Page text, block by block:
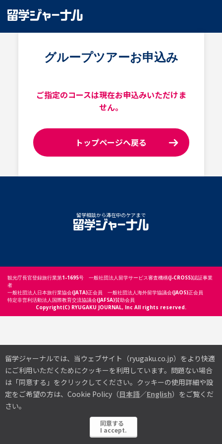
留学ジャーナルでは、当ウェブサイト（ryugaku.co.jp）をより快適
にご利用いただくためにクッキーを利用しています。 問題ない場合
は「同意する」をクリックしてください。クッキーの使用詳細や設
定をご希望の方は、Cookie Policy（日本語／English）をご覧くだ
さい。
同意する
I accept.
グループツアーお申込み
ご指定のコースは現在お申込みいただけま
せん。
トップページへ戻る
留学相談から滞在中のケアまで
観光庁長官登録旅行業第1-1695号 一般社団法人留学サービス審査機構(J-CROSS)認証事業
者
一般社団法人日本旅行業協会(JATA)正会員 一般社団法人海外留学協議会(JAOS)正会員
特定非営利活動法人国際教育交流協議会(JAFSA)賛助会員
Copyright(C) RYUGAKU JOURNAL, Inc All rights reserved.